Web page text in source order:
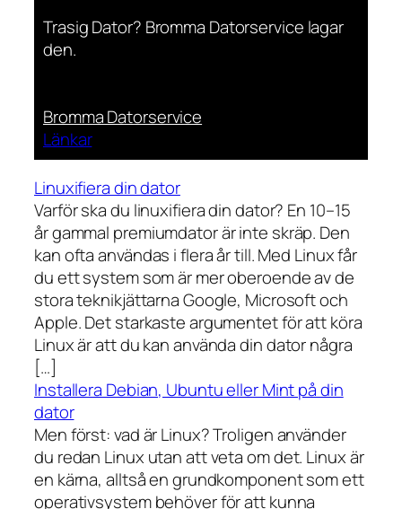
Trasig Dator? Bromma Datorservice lagar
den.
Bromma Datorservice
Länkar
Linuxifiera din dator
Varför ska du linuxifiera din dator? En 10–15
år gammal premiumdator är inte skräp. Den
kan ofta användas i flera år till. Med Linux får
du ett system som är mer oberoende av de
stora teknikjättarna Google, Microsoft och
Apple. Det starkaste argumentet för att köra
Linux är att du kan använda din dator några
[…]
Installera Debian, Ubuntu eller Mint på din
dator
Men först: vad är Linux? Troligen använder
du redan Linux utan att veta om det. Linux är
en kärna, alltså en grundkomponent som ett
operativsystem behöver för att kunna